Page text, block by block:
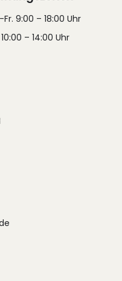
9:00 – 18:00 Uhr
– 14:00 Uhr